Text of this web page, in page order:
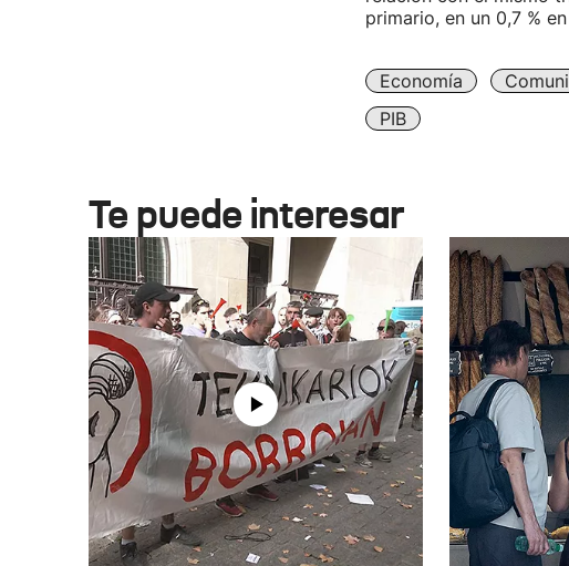
primario, en un 0,7 %
Economía
PIB
Te puede interesar